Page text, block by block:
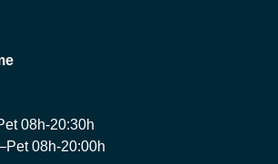
08h-20:30h
08h-20:00h